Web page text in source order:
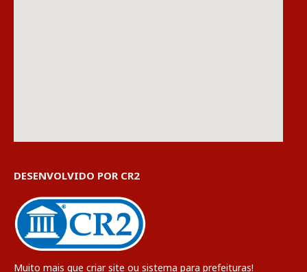
DESENVOLVIDO POR CR2
Muito mais que criar site ou sistema para prefeituras!